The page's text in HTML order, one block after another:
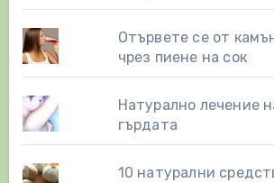
Отървете се от
чрез пиене на сок
Натурално лечение
гърдата
10 натурални